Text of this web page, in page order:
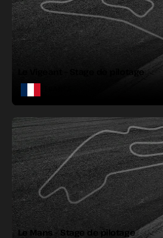
Le Vigeant – Stage de pilotage
LONGUEUR :
LARGEUR :
VIRAGES :
Le Mans – Stage de pilotage
LONGUEUR :
LARGEUR :
VIRAGES :